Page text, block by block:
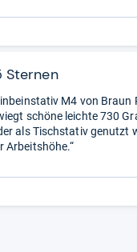
Sternen
M4 von
schöne leichte 730
als Tischstativ genutzt
Arbeitshöhe.“